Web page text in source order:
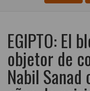
EGIPTO: El
objetor de
Nabil